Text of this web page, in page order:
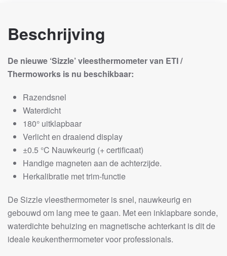
Beschrijving
De nieuwe ‘Sizzle’ vleesthermometer van ETI /
Thermoworks is nu beschikbaar:
Razendsnel
Waterdicht
180° uitklapbaar
Verlicht en draaiend display
±0.5 °C Nauwkeurig (+ certificaat)
Handige magneten aan de achterzijde.
Herkalibratie met trim-functie
De Sizzle vleesthermometer is snel, nauwkeurig en
gebouwd om lang mee te gaan. Met een inklapbare sonde,
waterdichte behuizing en magnetische achterkant is dit de
ideale keukenthermometer voor professionals.